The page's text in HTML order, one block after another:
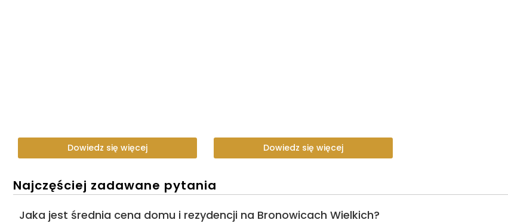
Dowiedz się więcej Dowiedz się więcej
Najczęściej zadawane pytania
Jaka jest średnia cena domu i rezydencji na Bronowicach Wielkich?